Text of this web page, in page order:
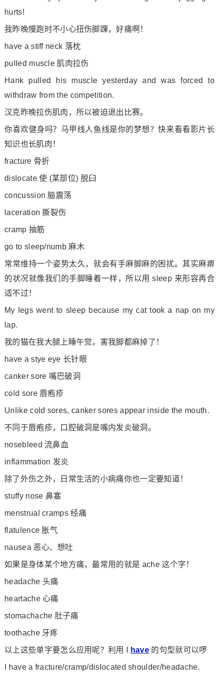
hurts!
我昨晚慢跑时不小心扭伤脚踝，好痛啊！
have a stiff neck 落枕
pulled muscle 肌肉拉伤
Hank pulled his muscle yesterday and was forced to
withdraw from the competition.
汉克昨晚拉伤肌肉，所以被迫退出比赛。
你喜欢健身吗？马甲线人鱼线是你的梦想？快来看看影片长
知识也长肌肉！
fracture 骨折
dislocate 使 (某部位) 脱臼
concussion 脑震荡
laceration 撕裂伤
cramp 抽筋
go to sleep/numb 麻木
常常维持一个姿势太久，就会有手麻脚麻的困扰。其实麻痹
的状况就像我们的手脚睡着一样，所以用 sleep 来形容再合
适不过！
My legs went to sleep because my cat took a nap on my
lap.
我的猫在我大腿上睡午觉，害我脚都麻掉了！
have a stye eye 长针眼
canker sore 嘴巴破洞
cold sore 唇疱疹
Unlike cold sores, canker sores appear inside the mouth.
不同于唇疱疹，口腔破洞是嘴内发炎破洞。
nosebleed 流鼻血
inflammation 发炎
除了外伤之外，日常生活的小病痛你也一定要知道！
stuffy nose 鼻塞
menstrual cramps 经痛
flatulence 胀气
nausea 恶心、想吐
如果是身体某个地方痛，最常用的就是 ache 这个字！
headache 头痛
heartache 心痛
stomachache 肚子痛
toothache 牙疼
以上这些单字要怎么应用呢？利用 I have 的句型就可以啰
I have a fracture/cramp/dislocated shoulder/headache.